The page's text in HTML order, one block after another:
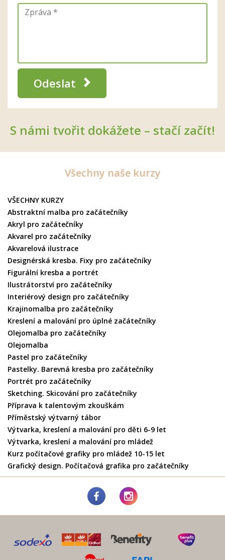
Odeslat
S námi tvořit dokážete – stačí začít!
Všechny naše kurzy
VŠECHNY KURZY
Abstraktní malba pro začátečníky
Akryl pro začátečníky
Akvarel pro začátečníky
Akvarelová ilustrace
Designérská kresba. Fixy pro začátečníky
Figurální kresba a portrét
Ilustrátorství pro začátečníky
Interiérový design pro začátečníky
Krajinomalba pro začátečníky
Kreslení a malování pro úplné začátečníky
Olejomalba pro začátečníky
Olejomalba
Pastel pro začátečníky
Pastelky. Barevná kresba pro začátečníky
Portrét pro začátečníky
Sketching. Skicování pro začátečníky
Příprava k talentovým zkouškám
Příměstský výtvarný tábor
Výtvarka, kreslení a malování pro děti 6-9 let
Výtvarka, kreslení a malování pro mládež
Kurz počítačové grafiky pro mládež 10-15 let
Grafický design. Počítačová grafika pro začátečníky